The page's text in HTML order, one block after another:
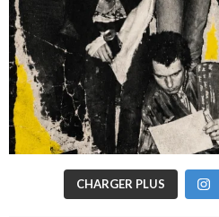
CHARGER PLUS